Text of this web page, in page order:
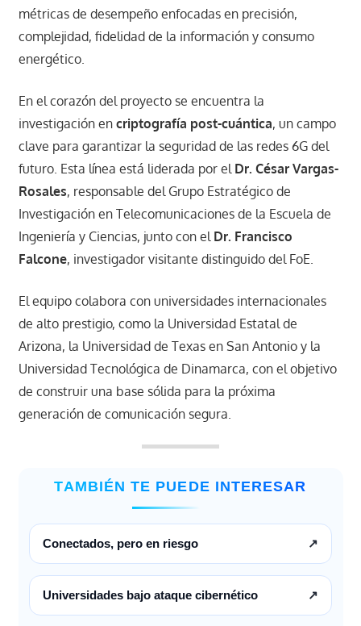
métricas de desempeño enfocadas en precisión,
complejidad, fidelidad de la información y consumo
energético.
En el corazón del proyecto se encuentra la
investigación en criptografía post-cuántica, un campo
clave para garantizar la seguridad de las redes 6G del
futuro. Esta línea está liderada por el Dr. César Vargas-
Rosales, responsable del Grupo Estratégico de
Investigación en Telecomunicaciones de la Escuela de
Ingeniería y Ciencias, junto con el Dr. Francisco
Falcone, investigador visitante distinguido del FoE.
El equipo colabora con universidades internacionales
de alto prestigio, como la Universidad Estatal de
Arizona, la Universidad de Texas en San Antonio y la
Universidad Tecnológica de Dinamarca, con el objetivo
de construir una base sólida para la próxima
generación de comunicación segura.
TAMBIÉN TE PUEDE INTERESAR
Conectados, pero en riesgo ↗
Universidades bajo ataque cibernético ↗